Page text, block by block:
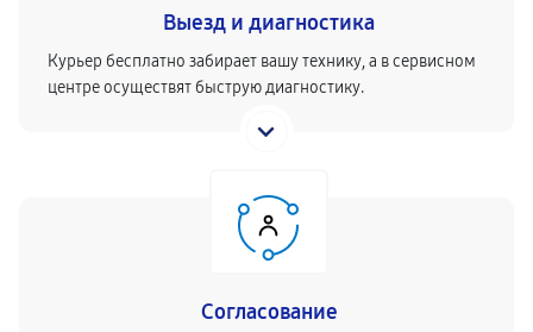
Выезд и диагностика
Курьер бесплатно забирает вашу технику, а в сервисном
центре осуществят быструю диагностику.
Согласование